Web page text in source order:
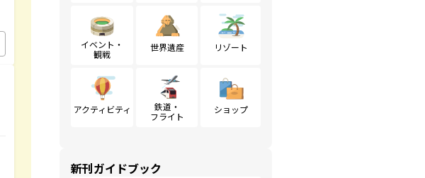
イベント・
観戦
世界遺産 リゾート
アクティビティ
鉄道・
フライト
ショップ
新刊ガイドブック